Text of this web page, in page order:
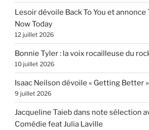
Lesoir dévoile Back To You et annonce
Now Today
12 juillet 2026
Bonnie Tyler : la voix rocailleuse du
10 juillet 2026
Isaac Neilson dévoile « Getting Better »
9 juillet 2026
Jacqueline Taieb dans note sélection
Comédie feat Julia Laville